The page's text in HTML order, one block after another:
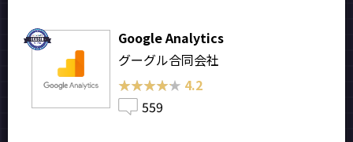
Google Analytics
グーグル合同会社
★★★★★
★★★★★ 4.2
559